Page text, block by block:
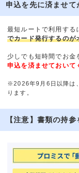
申込を先に済ませて
最短ルートで利用する
でカード発行するのが
少しでも短時間でお金
申込を済ませておいて
※2026年9月6日以降は
ります。
【注意】書類の持